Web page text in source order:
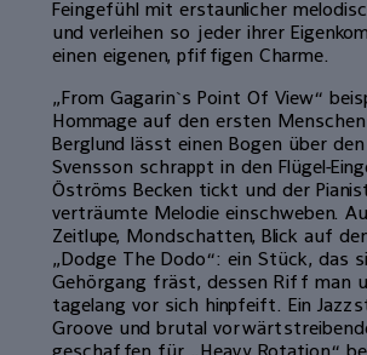
Feingefühl mit erstaunlicher
und verleihen so jeder ihrer
einen eigenen, pfiffigen Charme.
„From Gagarin`s Point Of View“
Hommage auf den ersten Menschen
Berglund lässt einen Bogen über
Svensson schrappt in den Flügel-
Öströms Becken tickt und der
verträumte Melodie einschweben.
Zeitlupe, Mondschatten, Blick auf
„Dodge The Dodo“: ein Stück, das
Gehörgang fräst, dessen Riff man
tagelang vor sich hinpfeift. Ein
Groove und brutal
geschaffen für „Heavy Rotation“